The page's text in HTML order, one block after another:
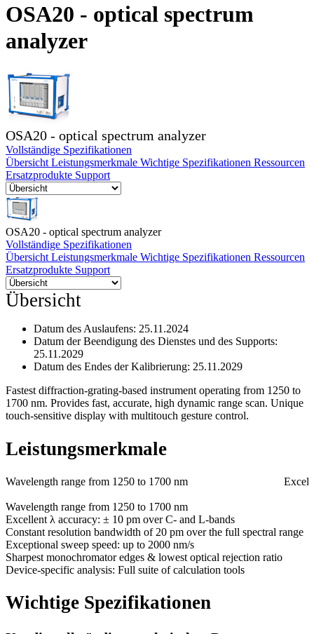
Produkte
Lösungen
Support
Kaufen
Ressourcen
Kontakt
RegisterAnmeldung
Unternehmen
Karriere
Partner
Suppliers
OSA20 - optical spectrum
analyzer
OSA20 - optical spectrum analyzer
Vollständige Spezifikationen
Übersicht Leistungsmerkmale Wichtige Spezifikationen Ressourcen
Ersatzprodukte Support
OSA20 - optical spectrum analyzer
Vollständige Spezifikationen
Übersicht Leistungsmerkmale Wichtige Spezifikationen Ressourcen
Ersatzprodukte Support
Übersicht
Datum des Auslaufens: 25.11.2024
Datum der Beendigung des Dienstes und des Supports:
25.11.2029
Datum des Endes der Kalibrierung: 25.11.2029
Fastest diffraction-grating-based instrument operating from 1250 to
1700 nm. Provides fast, accurate, high dynamic range scan. Unique
touch-sensitive display with multitouch gesture control.
Leistungsmerkmale
Wavelength range from 1250 to 1700 nm
Wavelength range from 1250 to 1700 nm
Excellent λ accuracy: ± 10 pm over C- and L-bands
Constant resolution bandwidth of 20 pm over the full spectral range
Exceptional sweep speed: up to 2000 nm/s
Sharpest monochromator edges & lowest optical rejection ratio
Device-specific analysis: Full suite of calculation tools
Wichtige Spezifikationen